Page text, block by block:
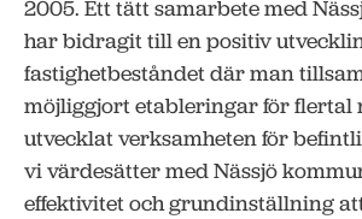
2005. Ett tätt samarbete med
har bidragit till en positiv
fastighetbeståndet där man
möjliggjort etableringar för flertal
utvecklat verksamheten för
vi värdesätter med Nässjö
effektivitet och grundinställning